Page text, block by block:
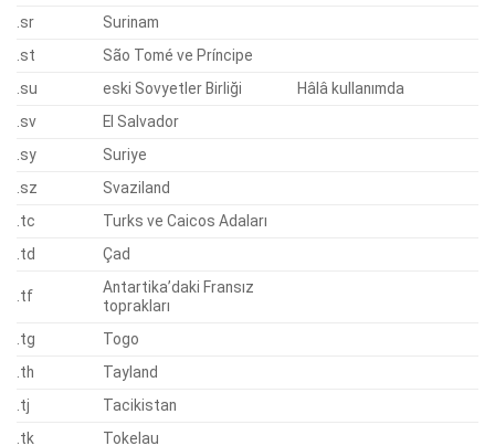
.sr
Surinam
.st
São Tomé ve Príncipe
.su
eski Sovyetler Birliği
Hâlâ kullanımda
.sv
El Salvador
.sy
Suriye
.sz
Svaziland
.tc
Turks ve Caicos Adaları
.td
Çad
.tf
Antartika’daki Fransız
toprakları
.tg
Togo
.th
Tayland
.tj
Tacikistan
.tk
Tokelau